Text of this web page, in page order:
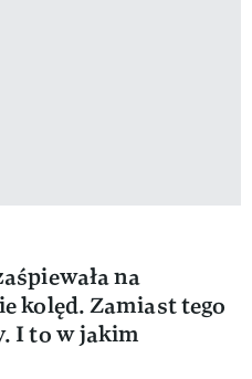
na
kolęd. Zamiast tego
I to w jakim